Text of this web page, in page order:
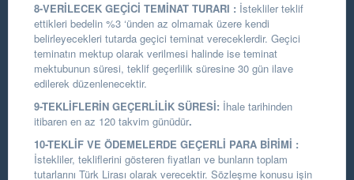
8-VERİLECEK GEÇİCİ TEMİNAT TURARI : İstekliler teklif
ettikleri bedelin %3 ‘ünden az olmamak üzere kendi
belirleyecekleri tutarda geçici teminat vereceklerdir. Geçici
teminatın mektup olarak verilmesi halinde ise teminat
mektubunun süresi, teklif geçerlilik süresine 30 gün ilave
edilerek düzenlenecektir.
9-TEKLİFLERİN GEÇERLİLİK SÜRESİ: İhale tarihinden
itibaren en az 120 takvim günüdür.
10-TEKLİF VE ÖDEMELERDE GEÇERLİ PARA BİRİMİ :
İstekliler, tekliflerini gösteren fiyatları ve bunların toplam
tutarlarını Türk Lirası olarak verecektir. Sözleşme konusu işin